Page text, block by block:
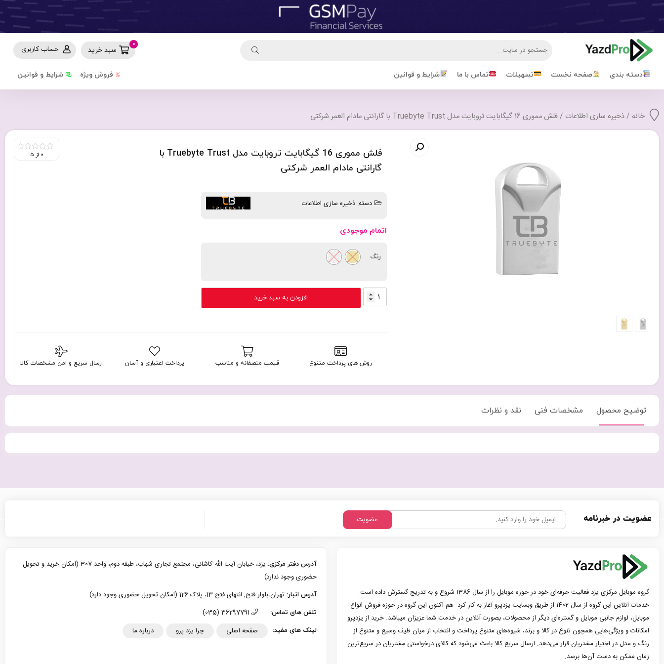
حساب کاربری سبد خرید
0
دسته بندی صفحه نخست تسهیلات تماس با ما شرایط و قوانین شرایط و قوانین فروش ویژه
خانه /ذخیره سازی اطلاعات / فلش مموری 16 گیگابایت تروبایت مدل Truebyte Trust با گارانتی مادام العمر شرکتی
فلش مموری 16 گیگابایت تروبایت مدل Truebyte Trust با
گارانتی مادام العمر شرکتی
0 از 5
دسته: ذخیره سازی اطلاعات
اتمام موجودی
رنگ
فلش
مموری
Truebyte
با
شرکتی
افزودن به سبد خرید
روش های پرداخت متنوع قیمت منصفانه و مناسب پرداخت اعتباری و آسان ارسال سریع و امن مشخصات کالا
توضیح محصول مشخصات فنی نقد و نظرات
عضویت در خبرنامه عضویت
گروه موبایل مرکزی یزد فعالیت حرفه‌ای خود در حوزه موبایل را از سال 1386 شروع و به تدریج گسترش داده است.
خدمات آنلاین این گروه از سال 1402 از طریق وبسایت یزدپرو آغاز به کار کرد. هم اکنون این گروه در حوزه فروش انواع
موبایل، لوازم جانبی موبایل و گستره‌ای دیگر از محصولات، بصورت آنلاین در خدمت شما عزیزان میباشد. خرید از یزدپرو
امکانات و ویژگی‌هایی همچون تنوع در کالا و برند، شیوه‌های متنوع پرداخت و انتخاب از میان طیف وسیع و متنوع از
رنگ و مدل در اختیار مشتریان قرار می‌دهد. ارسال سریع کالا باعث می‌شود که کالای درخواستی مشتریان در سریع‌ترین
زمان ممکن به دست آن‌ها برسد.
آدرس دفتر مرکزی:
یزد، خیابان آیت الله کاشانی، مجتمع تجاری شهاب، طبقه دوم، واحد 307 (امکان خرید و تحویل
حضوری وجود ندارد)
آدرس انبار: تهران،بلوار فتح, انتهای فتح 13، پلاک 126 (امکان تحویل حضوری وجود دارد)
تلفن های تماس:
لینک های مفید: صفحه اصلی چرا یزد پرو درباره ما